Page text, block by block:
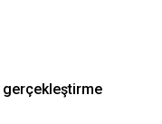
gerçekleştirme